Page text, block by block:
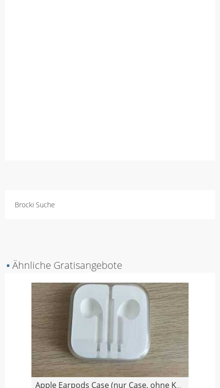
Brocki Suche
▪ Ähnliche Gratisangebote
Apple Earpods Case (nur Case, ohne Kopfhörer!)